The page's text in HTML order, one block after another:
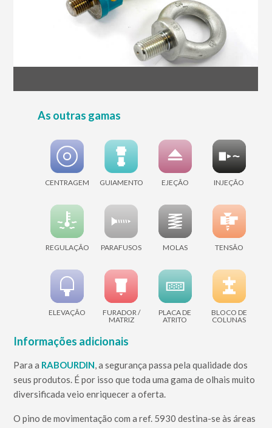
As outras gamas
CENTRAGEM GUIAMENTO EJEÇÃO INJEÇÃO
REGULAÇÃO PARAFUSOS MOLAS TENSÃO
ELEVAÇÃO
FURADOR /
MATRIZ
PLACA DE
ATRITO
BLOCO DE
COLUNAS
Informações adicionais
Para a RABOURDIN, a segurança passa pela qualidade dos
seus produtos. É por isso que toda uma gama de olhais muito
diversificada veio enriquecer a oferta.
O pino de movimentação com a ref. 5930 destina-se às áreas